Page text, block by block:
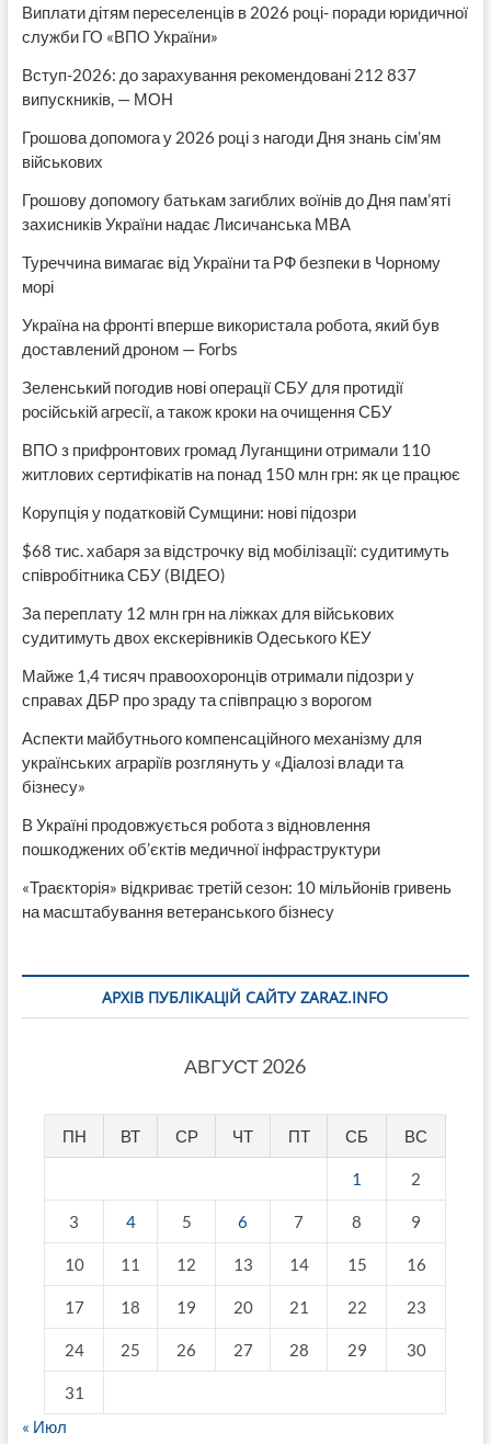
Виплати дітям переселенців в 2026 році- поради юридичної
служби ГО «ВПО України»
Вступ-2026: до зарахування рекомендовані 212 837
випускників, — МОН
Грошова допомога у 2026 році з нагоди Дня знань сім’ям
військових
Грошову допомогу батькам загиблих воїнів до Дня пам’яті
захисників України надає Лисичанська МВА
Туреччина вимагає від України та РФ безпеки в Чорному
морі
Україна на фронті вперше використала робота, який був
доставлений дроном — Forbs
Зеленський погодив нові операції СБУ для протидії
російській агресії, а також кроки на очищення СБУ
ВПО з прифронтових громад Луганщини отримали 110
житлових сертифікатів на понад 150 млн грн: як це працює
Корупція у податковій Сумщини: нові підозри
$68 тис. хабаря за відстрочку від мобілізації: судитимуть
співробітника СБУ (ВІДЕО)
За переплату 12 млн грн на ліжках для військових
судитимуть двох екскерівників Одеського КЕУ
Майже 1,4 тисяч правоохоронців отримали підозри у
справах ДБР про зраду та співпрацю з ворогом
Аспекти майбутнього компенсаційного механізму для
українських аграріїв розглянуть у «Діалозі влади та
бізнесу»
В Україні продовжується робота з відновлення
пошкоджених об’єктів медичної інфраструктури
«Траєкторія» відкриває третій сезон: 10 мільйонів гривень
на масштабування ветеранського бізнесу
АРХІВ ПУБЛІКАЦІЙ САЙТУ ZARAZ.INFO
АВГУСТ 2026
ПН ВТ СР ЧТ ПТ СБ ВС
1 2
3 4 5 6 7 8 9
10 11 12 13 14 15 16
17 18 19 20 21 22 23
24 25 26 27 28 29 30
31
« Июл